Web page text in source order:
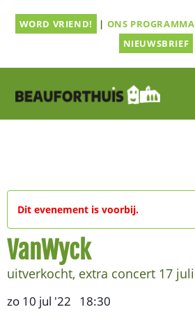
naarWORD VRIEND! | ONS PROGRAMMA
NIEUWSBRIEF
Dit evenement is voorbij.
VanWyck
uitverkocht, extra concert 17 juli
zo 10 jul '22 18:30